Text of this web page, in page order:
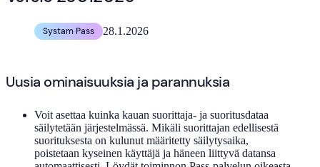
Systam Pass 28.1.2026
Uusia ominaisuuksia ja parannuksia
Voit asettaa kuinka kauan suorittaja- ja suoritusdataa
säilytetään järjestelmässä. Mikäli suorittajan edellisestä
suorituksesta on kulunut määritetty säilytysaika,
poistetaan kyseinen käyttäjä ja häneen liittyvä datansa